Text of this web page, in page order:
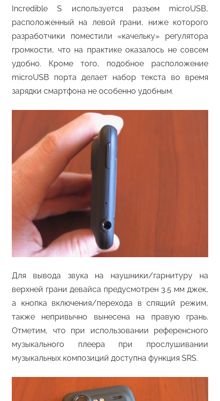
Incredible S используется разъем microUSB,
расположенный на левой грани, ниже которого
разработчики поместили «качельку» регулятора
громкости, что на практике оказалось не совсем
удобно. Кроме того, подобное расположение
microUSB порта делает набор текста во время
зарядки смартфона не особенно удобным.
Для вывода звука на наушники/гарнитуру на
верхней грани девайса предусмотрен 3.5 мм джек,
а кнопка включения/перехода в спящий режим,
также непривычно вынесена на правую грань.
Отметим, что при использовании референсного
музыкального плеера при прослушивании
музыкальных композиций доступна функция SRS.